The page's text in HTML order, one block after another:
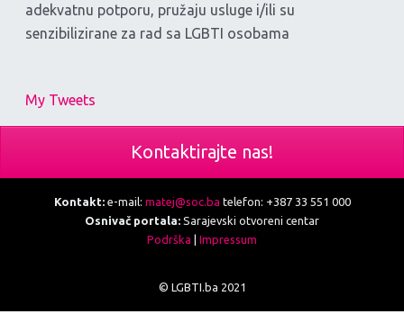
adekvatnu potporu, pružaju usluge i/ili su
senzibilizirane za rad sa LGBTI osobama
My Tweets
Kontaktirajte nas!
Kontakt:e-mail: matej@soc.ba telefon: +387 33 551 000
Osnivač portala: Sarajevski otvoreni centar
Podrška | Impressum
© LGBTI.ba 2021